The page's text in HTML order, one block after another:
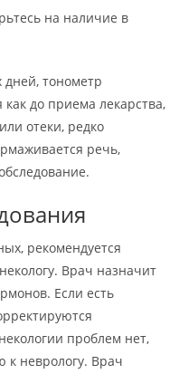
на наличие в
дней, тонометр
до приема лекарства,
отеки, редко
речь,
рекомендуется
Врач назначит
Если есть
проблем нет,
к неврологу. Врач